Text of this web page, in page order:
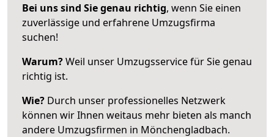
Bei uns sind Sie genau richtig, wenn Sie einen
zuverlässige und erfahrene Umzugsfirma
suchen!
Warum?Weil unser Umzugsservice für Sie genau
richtig ist.
Wie? Durch unser professionelles Netzwerk
können wir Ihnen weitaus mehr bieten als manch
andere Umzugsfirmen in Mönchengladbach.